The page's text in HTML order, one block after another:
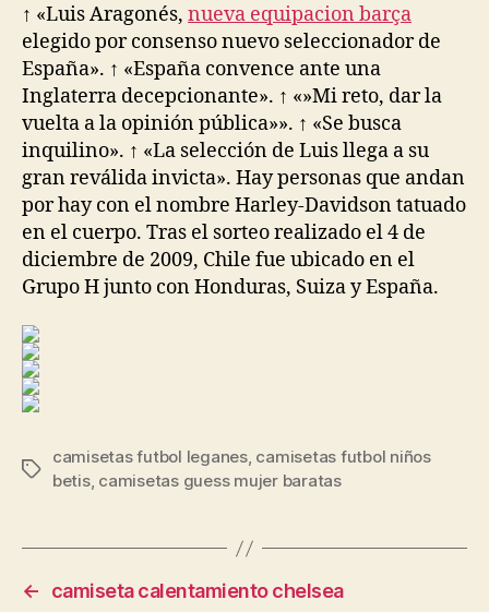
↑ «Luis Aragonés, nueva equipacion barça
elegido por consenso nuevo seleccionador de
España». ↑ «España convence ante una
Inglaterra decepcionante». ↑ «»Mi reto, dar la
vuelta a la opinión pública»». ↑ «Se busca
inquilino». ↑ «La selección de Luis llega a su
gran reválida invicta». Hay personas que andan
por hay con el nombre Harley-Davidson tatuado
en el cuerpo. Tras el sorteo realizado el 4 de
diciembre de 2009, Chile fue ubicado en el
Grupo H junto con Honduras, Suiza y España.
Etiquetas
camisetas futbol leganes, camisetas futbol niños
betis, camisetas guess mujer baratas
←
camiseta calentamiento chelsea